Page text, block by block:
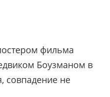
фильма
Боузманом в
совпадение не